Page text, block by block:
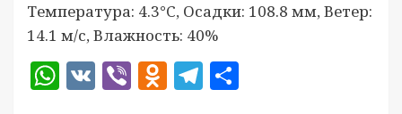
Температура: 4.3°C, Осадки: 108.8 мм, Ветер:
14.1 м/с, Влажность: 40%
WhatsApp
VKViberOdnoklassniki
Telegram